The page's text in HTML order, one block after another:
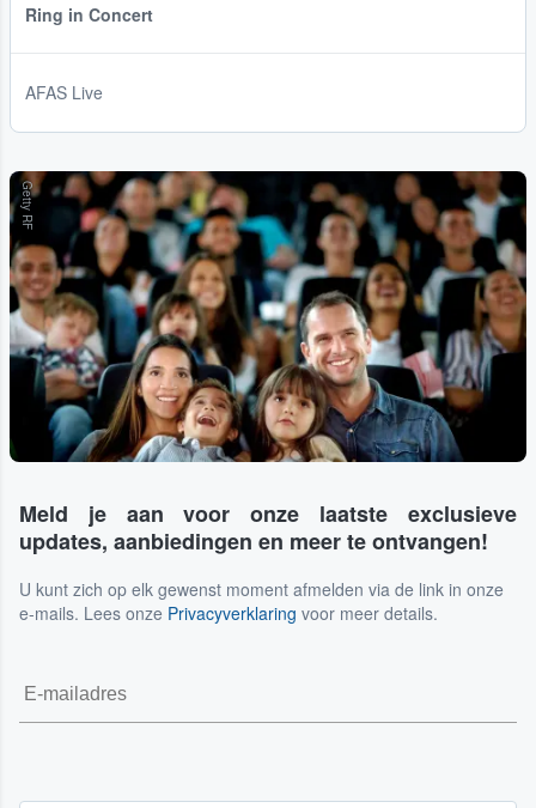
Ring in Concert
AFAS Live
Getty RF
Meld je aan voor onze laatste exclusieve
updates, aanbiedingen en meer te ontvangen!
U kunt zich op elk gewenst moment afmelden via de link in onze
e-mails. Lees onze Privacyverklaring voor meer details.